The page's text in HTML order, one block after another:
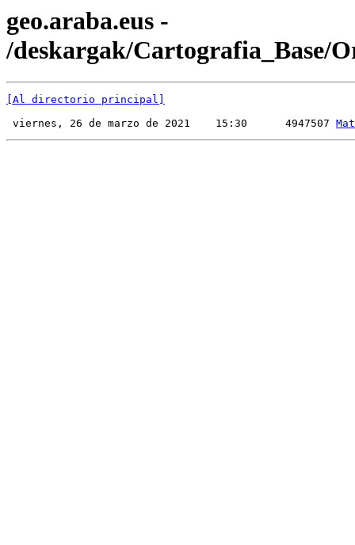
geo.araba.eus -
/deskargak/Cartografia_Base/
[Al directorio principal]
viernes, 26 de marzo de 2021    15:30      4947507